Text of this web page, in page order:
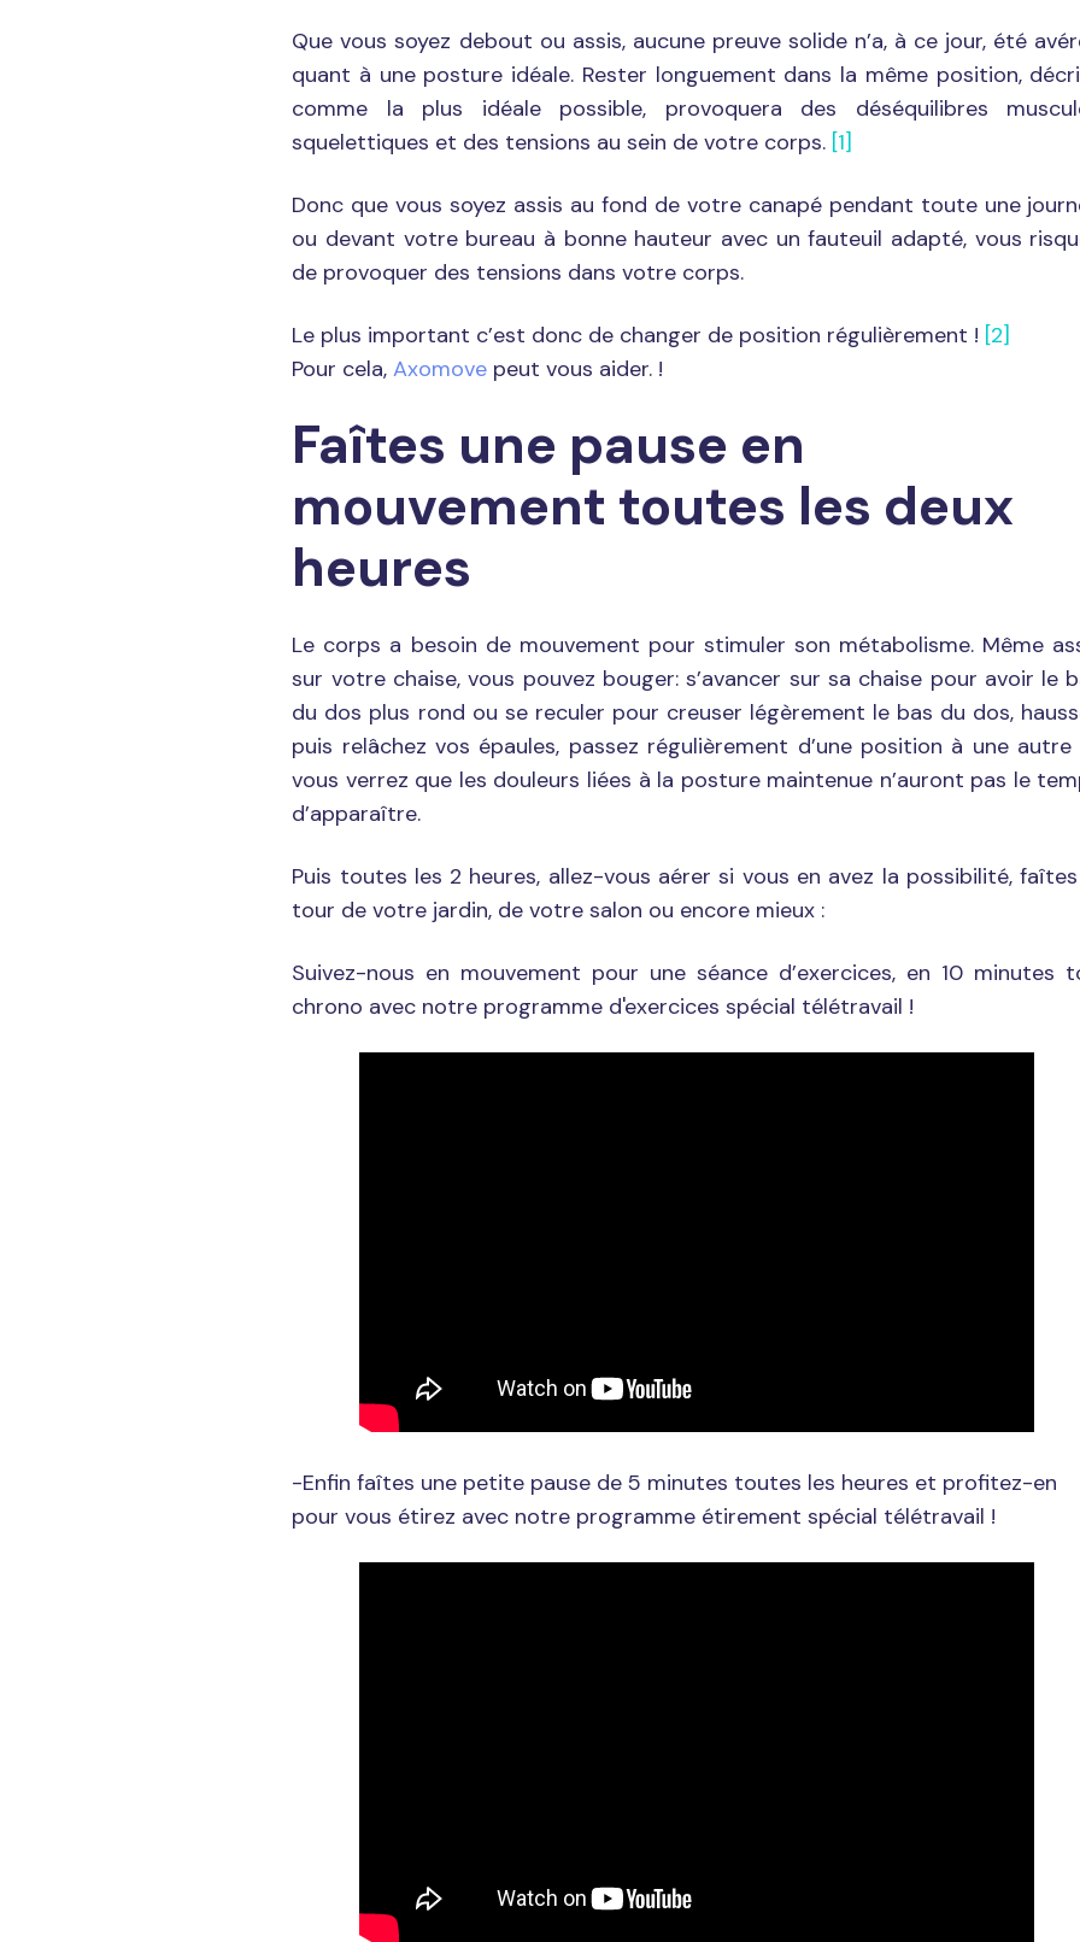
Que vous soyez debout ou assis, aucune preuve solide n’a, à ce jour, été
quant à une posture idéale. Rester longuement dans la même position,
comme la plus idéale possible, provoquera des déséquilibres
squelettiques et des tensions au sein de votre corps. [1]
Donc que vous soyez assis au fond de votre canapé pendant toute une
ou devant votre bureau à bonne hauteur avec un fauteuil adapté, vous
de provoquer des tensions dans votre corps.
Le plus important c’est donc de changer de position régulièrement ! [2]
Pour cela,Axomove peut vous aider. !
Faîtes une pause en
mouvement toutes les deux
heures
Le corps a besoin de mouvement pour stimuler son métabolisme. Même
sur votre chaise, vous pouvez bouger: s’avancer sur sa chaise pour avoir le
du dos plus rond ou se reculer pour creuser légèrement le bas du dos,
puis relâchez vos épaules, passez régulièrement d’une position à une autre
vous verrez que les douleurs liées à la posture maintenue n’auront pas le
d’apparaître.
Puis toutes les 2 heures, allez-vous aérer si vous en avez la possibilité,
tour de votre jardin, de votre salon ou encore mieux :
Suivez-nous en mouvement pour une séance d’exercices, en 10 minutes
chrono avec notre programme d'exercices spécial télétravail !
-Enfin faîtes une petite pause de 5 minutes toutes les heures et profitez-en
pour vous étirez avec notre programme étirement spécial télétravail !